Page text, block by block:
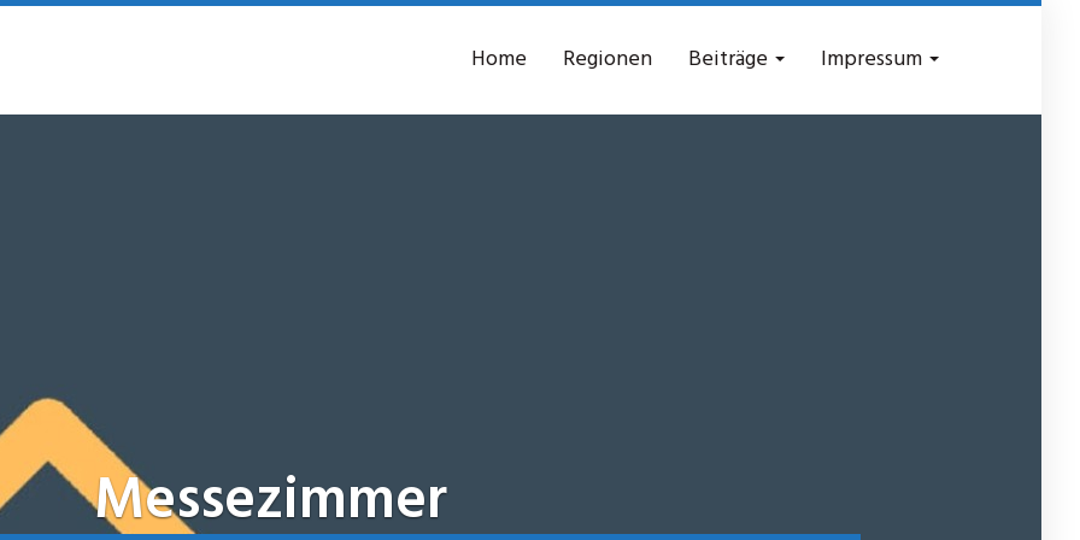
Home Regionen Beiträge Impressum
Messezimmer